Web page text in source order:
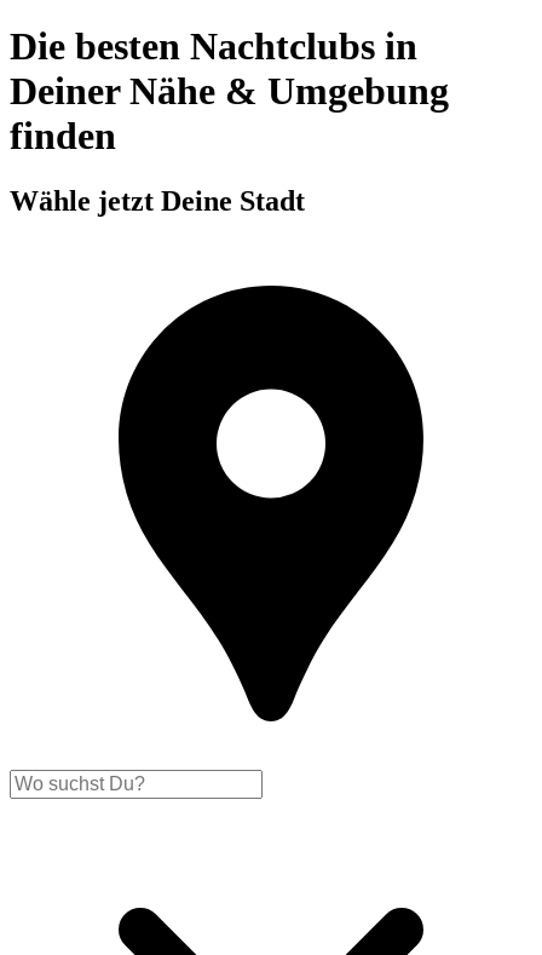
Die besten Nachtclubs in
Deiner Nähe & Umgebung
finden
Wähle jetzt Deine Stadt